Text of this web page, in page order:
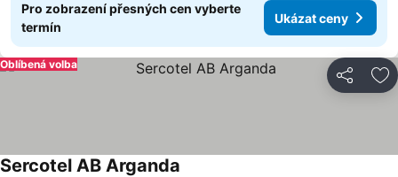
Pro zobrazení přesných cen vyberte
termín
Ukázat ceny
Sdílet
Oblíbená volba
Sercotel AB Arganda